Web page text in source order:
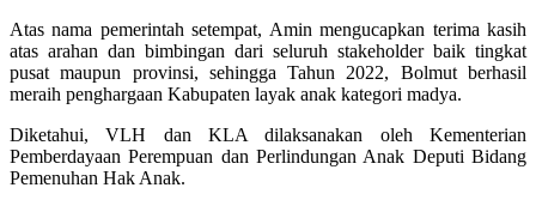
Atas nama pemerintah setempat, Amin mengucapkan terima kasih
atas arahan dan bimbingan dari seluruh stakeholder baik tingkat
pusat maupun provinsi, sehingga Tahun 2022, Bolmut berhasil
meraih penghargaan Kabupaten layak anak kategori madya.
Diketahui, VLH dan KLA dilaksanakan oleh Kementerian
Pemberdayaan Perempuan dan Perlindungan Anak Deputi Bidang
Pemenuhan Hak Anak.